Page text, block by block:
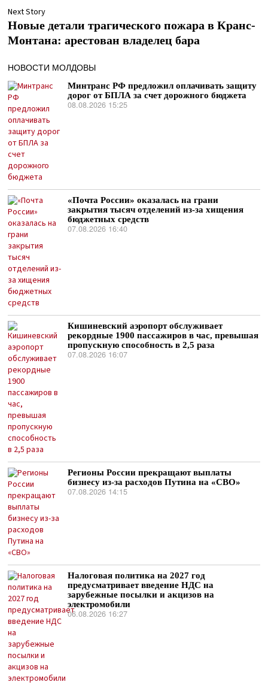
Next Story
Новые детали трагического пожара в Кранс-
Монтана: арестован владелец бара
НОВОСТИ МОЛДОВЫ
Минтранс РФ предложил оплачивать защиту
дорог от БПЛА за счет дорожного бюджета
08.08.2026 15:25
«Почта России» оказалась на грани
закрытия тысяч отделений из-за хищения
бюджетных средств
07.08.2026 16:40
Кишиневский аэропорт обслуживает
рекордные 1900 пассажиров в час, превышая
пропускную способность в 2,5 раза
07.08.2026 16:07
Регионы России прекращают выплаты
бизнесу из-за расходов Путина на «СВО»
07.08.2026 14:15
Налоговая политика на 2027 год
предусматривает введение НДС на
зарубежные посылки и акцизов на
электромобили
06.08.2026 16:27